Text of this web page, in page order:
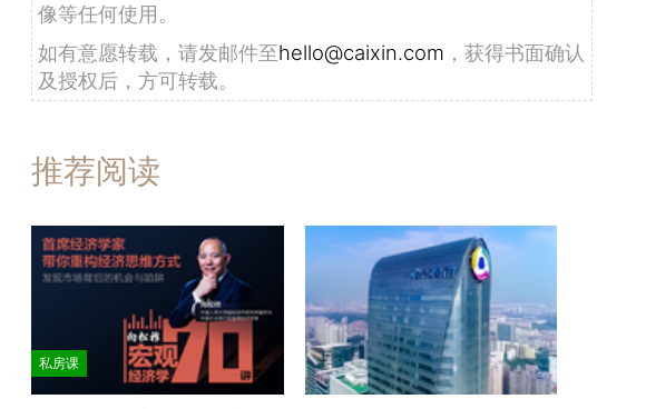
像等任何使用。
如有意愿转载，请发邮件至hello@caixin.com ，获得书面确认
及授权后，方可转载。
推荐阅读
私房课